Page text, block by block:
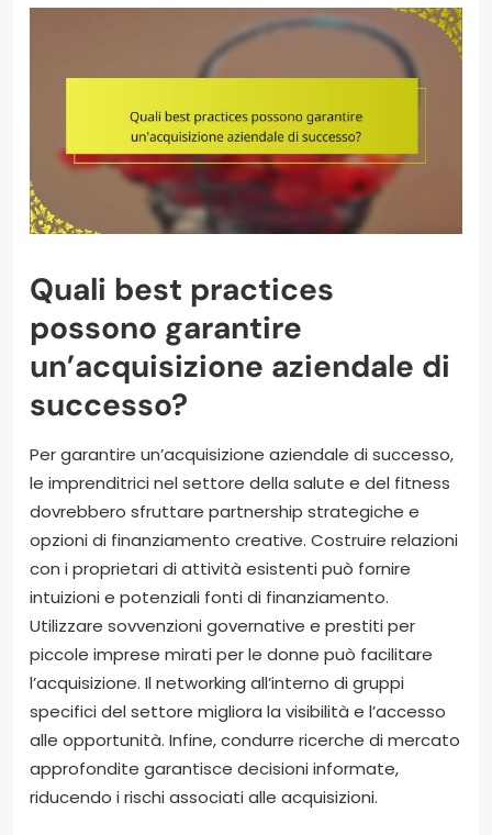
Quali best practices
possono garantire
un’acquisizione aziendale di
successo?
Per garantire un’acquisizione aziendale di successo,
le imprenditrici nel settore della salute e del fitness
dovrebbero sfruttare partnership strategiche e
opzioni di finanziamento creative. Costruire relazioni
con i proprietari di attività esistenti può fornire
intuizioni e potenziali fonti di finanziamento.
Utilizzare sovvenzioni governative e prestiti per
piccole imprese mirati per le donne può facilitare
l’acquisizione. Il networking all’interno di gruppi
specifici del settore migliora la visibilità e l’accesso
alle opportunità. Infine, condurre ricerche di mercato
approfondite garantisce decisioni informate,
riducendo i rischi associati alle acquisizioni.